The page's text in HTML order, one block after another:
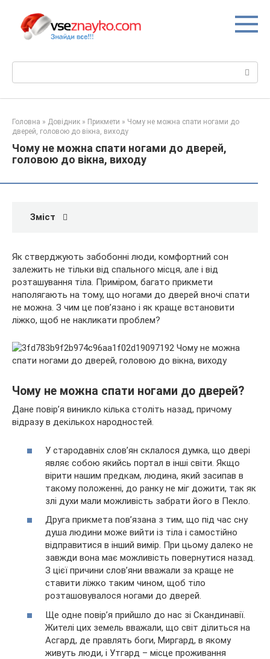
вмісту
Головна » Довідник » Прикмети » Чому не можна спати ногами до
дверей, головою до вікна, виходу
Чому не можна спати ногами до дверей,
головою до вікна, виходу
Зміст
Як стверджують забобонні люди, комфортний сон
залежить не тільки від спального місця, але і від
розташування тіла. Приміром, багато прикмети
наполягають на тому, що ногами до дверей вночі спати
не можна. З чим це пов’язано і як краще встановити
ліжко, щоб не накликати проблем?
Чому не можна спати ногами до дверей?
Дане повір’я виникло кілька століть назад, причому
відразу в декількох народностей.
У стародавніх слов’ян склалося думка, що двері
являє собою якийсь портал в інші світи. Якщо
вірити нашим предкам, людина, який засипав в
такому положенні, до ранку не міг дожити, так як
злі духи мали можливість забрати його в Пекло.
Друга прикмета пов’язана з тим, що під час сну
душа людини може вийти із тіла і самостійно
відправитися в інший вимір. При цьому далеко не
завжди вона має можливість повернутися назад.
З цієї причини слов’яни вважали за краще не
ставити ліжко таким чином, щоб тіло
розташовувалося ногами до дверей.
Ще одне повір’я прийшло до нас зі Скандинавії.
Жителі цих земель вважали, що світ ділиться на
Асгард, де правлять боги, Миргард, в якому
живуть люди, і Утгард – місце проживання